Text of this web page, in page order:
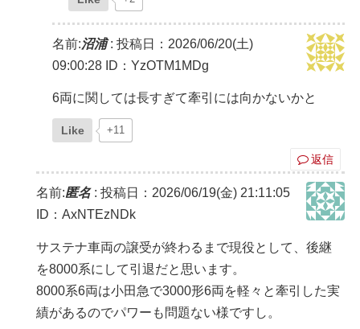
名前:沼浦: 投稿日：2026/06/20(土)
09:00:28 ID：YzOTM1MDg
6両に関しては長すぎて牽引には向かないかと
Like +11
返信
名前:匿名: 投稿日：2026/06/19(金) 21:11:05
ID：AxNTEzNDk
サステナ車両の譲受が終わるまで現役として、後継
を8000系にして引退だと思います。
8000系6両は小田急で3000形6両を軽々と牽引した実
績があるのでパワーも問題ない様ですし。